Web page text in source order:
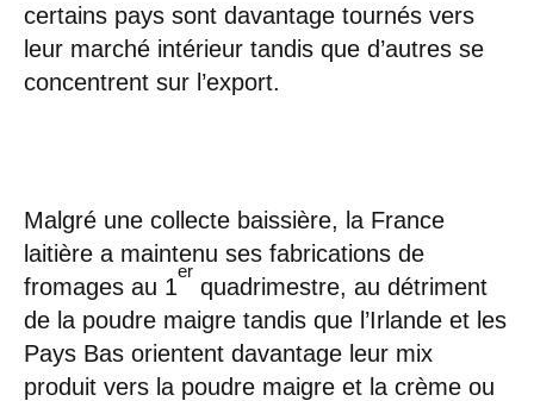
certains pays sont davantage tournés vers
leur marché intérieur tandis que d’autres se
concentrent sur l’export.
Malgré une collecte baissière, la France
laitière a maintenu ses fabrications de
fromages au 1
er
quadrimestre, au détriment
de la poudre maigre tandis que l’Irlande et les
Pays Bas orientent davantage leur mix
produit vers la poudre maigre et la crème ou